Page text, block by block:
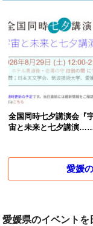
全国同時七夕講演会『
宙と未来と七夕講演
愛媛
愛媛県のイベントを